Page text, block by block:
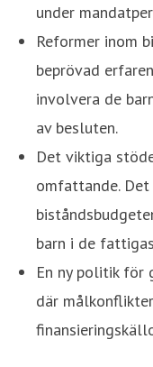
under
Reformer inom
beprövad
involvera de
av besluten.
Det viktiga
omfattande.
barn i de
En ny politik för
där